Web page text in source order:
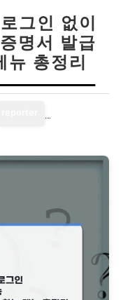
그인 없이
명서 발급
총정리